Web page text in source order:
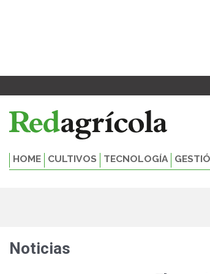
HOME CULTIVOS TECNOLOGÍA
Noticias